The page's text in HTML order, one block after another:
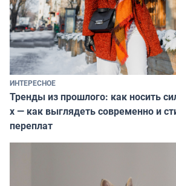
ИНТЕРЕСНОЕ
Тренды из прошлого: как носить
х — как выглядеть современно и
переплат